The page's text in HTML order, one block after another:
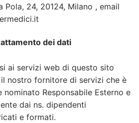
24, 20124, Milano , email
dei dati
ai servizi web di questo sito
nostro fornitore di servizi che è
Responsabile Esterno e
dai ns. dipendenti
e formati.